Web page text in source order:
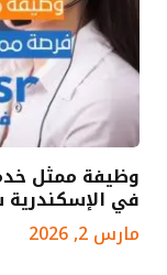
وظيفة ممثل
في
مارس 2, 2026